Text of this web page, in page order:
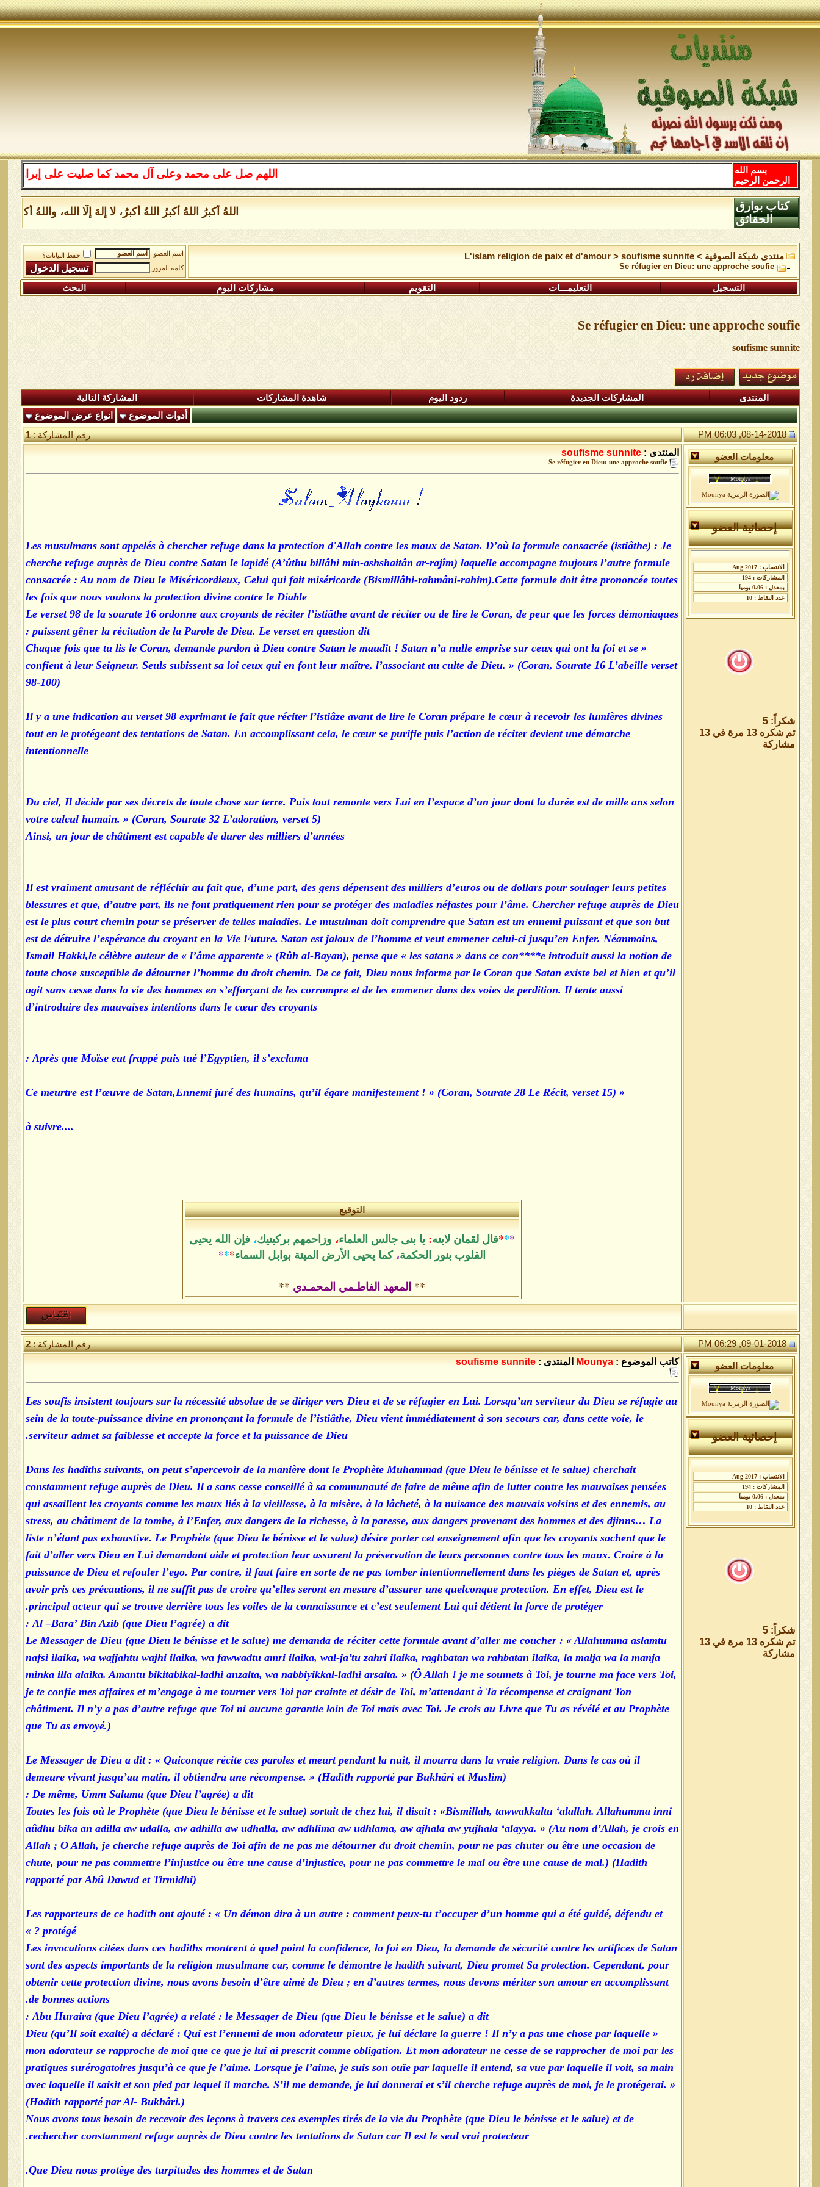
اللهم صل على محمد وعلى آل محمد كما صليت على إبراهيم وعلى آل
بسم الله
الرحمن الرحيم
اللهُ أكبرُ اللهُ أكبرُ اللهُ أكبرُ، لا إلهَ إلَّا الله، واللهُ أكبر
كتاب بوارق
الحقائق
منتدى شبكة الصوفية >
L'islam religion de paix et d'amour > soufisme sunnite
Se réfugier en Dieu: une approche soufie
اسم العضو
حفظ البيانات؟
كلمة المرور
التسجيل التعليمـــات التقويم مشاركات اليوم البحث
Se réfugier en Dieu: une approche soufie
soufisme sunnite
المنتدى المشاركات الجديدة ردود اليوم شاهدة المشاركات
المشاركة التالية
أدوات الموضوع
انواع عرض الموضوع
08-14-2018, 06:03 PM
رقم المشاركة :1
معلومات العضو
إحصائية العضو
شكراً: 5
تم شكره 13 مرة في 13
مشاركة
المنتدى : soufisme sunnite
Se réfugier en Dieu: une approche soufie
Les musulmans sont appelés à chercher refuge dans la protection d'Allah contre les maux de Satan. D’où la formule consacrée (istiâthe) : Je
cherche refuge auprès de Dieu contre Satan le lapidé (A’ûthu billâhi min-ashshaitân ar-rajîm) laquelle accompagne toujours l’autre formule
consacrée : Au nom de Dieu le Miséricordieux, Celui qui fait miséricorde (Bismillâhi-rahmâni-rahim).Cette formule doit être prononcée toutes
les fois que nous voulons la protection divine contre le Diable
Le verset 98 de la sourate 16 ordonne aux croyants de réciter l’istiâthe avant de réciter ou de lire le Coran, de peur que les forces démoniaques
puissent gêner la récitation de la Parole de Dieu. Le verset en question dit :
« Chaque fois que tu lis le Coran, demande pardon à Dieu contre Satan le maudit ! Satan n’a nulle emprise sur ceux qui ont la foi et se
confient à leur Seigneur. Seuls subissent sa loi ceux qui en font leur maître, l’associant au culte de Dieu. » (Coran, Sourate 16 L’abeille verset
98-100)
Il y a une indication au verset 98 exprimant le fait que réciter l’istiâze avant de lire le Coran prépare le cœur à recevoir les lumières divines
tout en le protégeant des tentations de Satan. En accomplissant cela, le cœur se purifie puis l’action de réciter devient une démarche
intentionnelle
Du ciel, Il décide par ses décrets de toute chose sur terre. Puis tout remonte vers Lui en l’espace d’un jour dont la durée est de mille ans selon
votre calcul humain. » (Coran, Sourate 32 L’adoration, verset 5)
Ainsi, un jour de châtiment est capable de durer des milliers d’années
Il est vraiment amusant de réfléchir au fait que, d’une part, des gens dépensent des milliers d’euros ou de dollars pour soulager leurs petites
blessures et que, d’autre part, ils ne font pratiquement rien pour se protéger des maladies néfastes pour l’âme. Chercher refuge auprès de Dieu
est le plus court chemin pour se préserver de telles maladies. Le musulman doit comprendre que Satan est un ennemi puissant et que son but
est de détruire l’espérance du croyant en la Vie Future. Satan est jaloux de l’homme et veut emmener celui-ci jusqu’en Enfer. Néanmoins,
Ismail Hakki,le célèbre auteur de « l’âme apparente » (Rûh al-Bayan), pense que « les satans » dans ce con****e introduit aussi la notion de
toute chose susceptible de détourner l’homme du droit chemin. De ce fait, Dieu nous informe par le Coran que Satan existe bel et bien et qu’il
agit sans cesse dans la vie des hommes en s’efforçant de les corrompre et de les emmener dans des voies de perdition. Il tente aussi
d’introduire des mauvaises intentions dans le cœur des croyants
Après que Moïse eut frappé puis tué l’Egyptien, il s’exclama :
« Ce meurtre est l’œuvre de Satan,Ennemi juré des humains, qu’il égare manifestement ! » (Coran, Sourate 28 Le Récit, verset 15)
....à suivre
التوقيع
*
*
*قال لقمان لابنه: يا بنى جالس العلماء، وزاحمهم بركبتيك، فإن الله يحيى
القلوب بنور الحكمة، كما يحيى الأرض الميتة بوابل السماء*
*
*
** المعهد الفاطـمي المحمـدي **
09-01-2018, 06:29 PM رقم المشاركة :2
معلومات العضو
إحصائية العضو
شكراً: 5
تم شكره 13 مرة في 13
مشاركة
كاتب الموضوع : Mounya المنتدى : soufisme sunnite
Les soufis insistent toujours sur la nécessité absolue de se diriger vers Dieu et de se réfugier en Lui. Lorsqu’un serviteur du Dieu se réfugie au
sein de la toute-puissance divine en prononçant la formule de l’istiâthe, Dieu vient immédiatement à son secours car, dans cette voie, le
serviteur admet sa faiblesse et accepte la force et la puissance de Dieu.
Dans les hadiths suivants, on peut s’apercevoir de la manière dont le Prophète Muhammad (que Dieu le bénisse et le salue) cherchait
constamment refuge auprès de Dieu. Il a sans cesse conseillé à sa communauté de faire de même afin de lutter contre les mauvaises pensées
qui assaillent les croyants comme les maux liés à la vieillesse, à la misère, à la lâcheté, à la nuisance des mauvais voisins et des ennemis, au
stress, au châtiment de la tombe, à l’Enfer, aux dangers de la richesse, à la paresse, aux dangers provenant des hommes et des djinns… La
liste n’étant pas exhaustive. Le Prophète (que Dieu le bénisse et le salue) désire porter cet enseignement afin que les croyants sachent que le
fait d’aller vers Dieu en Lui demandant aide et protection leur assurent la préservation de leurs personnes contre tous les maux. Croire à la
puissance de Dieu et refouler l’ego. Par contre, il faut faire en sorte de ne pas tomber intentionnellement dans les pièges de Satan et, après
avoir pris ces précautions, il ne suffit pas de croire qu’elles seront en mesure d’assurer une quelconque protection. En effet, Dieu est le
principal acteur qui se trouve derrière tous les voiles de la connaissance et c’est seulement Lui qui détient la force de protéger.
Al –Bara’ Bin Azib (que Dieu l’agrée) a dit :
Le Messager de Dieu (que Dieu le bénisse et le salue) me demanda de réciter cette formule avant d’aller me coucher : « Allahumma aslamtu
nafsi ilaika, wa wajjahtu wajhi ilaika, wa fawwadtu amri ilaika, wal-ja’tu zahri ilaika, raghbatan wa rahbatan ilaika, la malja wa la manja
minka illa alaika. Amantu bikitabikal-ladhi anzalta, wa nabbiyikkal-ladhi arsalta. » (Ô Allah ! je me soumets à Toi, je tourne ma face vers Toi,
je te confie mes affaires et m’engage à me tourner vers Toi par crainte et désir de Toi, m’attendant à Ta récompense et craignant Ton
châtiment. Il n’y a pas d’autre refuge que Toi ni aucune garantie loin de Toi mais avec Toi. Je crois au Livre que Tu as révélé et au Prophète
que Tu as envoyé.)
Le Messager de Dieu a dit : « Quiconque récite ces paroles et meurt pendant la nuit, il mourra dans la vraie religion. Dans le cas où il
demeure vivant jusqu’au matin, il obtiendra une récompense. » (Hadith rapporté par Bukhâri et Muslim)
De même, Umm Salama (que Dieu l’agrée) a dit :
Toutes les fois où le Prophète (que Dieu le bénisse et le salue) sortait de chez lui, il disait : «Bismillah, tawwakkaltu ‘alallah. Allahumma inni
aûdhu bika an adilla aw udalla, aw adhilla aw udhalla, aw adhlima aw udhlama, aw ajhala aw yujhala ‘alayya. » (Au nom d’Allah, je crois en
Allah ; O Allah, je cherche refuge auprès de Toi afin de ne pas me détourner du droit chemin, pour ne pas chuter ou être une occasion de
chute, pour ne pas commettre l’injustice ou être une cause d’injustice, pour ne pas commettre le mal ou être une cause de mal.) (Hadith
rapporté par Abû Dawud et Tirmidhi)
Les rapporteurs de ce hadith ont ajouté : « Un démon dira à un autre : comment peux-tu t’occuper d’un homme qui a été guidé, défendu et
protégé ? »
Les invocations citées dans ces hadiths montrent à quel point la confidence, la foi en Dieu, la demande de sécurité contre les artifices de Satan
sont des aspects importants de la religion musulmane car, comme le démontre le hadith suivant, Dieu promet Sa protection. Cependant, pour
obtenir cette protection divine, nous avons besoin d’être aimé de Dieu ; en d’autres termes, nous devons mériter son amour en accomplissant
de bonnes actions.
Abu Huraira (que Dieu l’agrée) a relaté : le Messager de Dieu (que Dieu le bénisse et le salue) a dit :
« Dieu (qu’Il soit exalté) a déclaré : Qui est l’ennemi de mon adorateur pieux, je lui déclare la guerre ! Il n’y a pas une chose par laquelle
mon adorateur se rapproche de moi que ce que je lui ai prescrit comme obligation. Et mon adorateur ne cesse de se rapprocher de moi par les
pratiques surérogatoires jusqu’à ce que je l’aime. Lorsque je l’aime, je suis son ouïe par laquelle il entend, sa vue par laquelle il voit, sa main
avec laquelle il saisit et son pied par lequel il marche. S’il me demande, je lui donnerai et s’il cherche refuge auprès de moi, je le protégerai. »
(Hadith rapporté par Al- Bukhâri.)
Nous avons tous besoin de recevoir des leçons à travers ces exemples tirés de la vie du Prophète (que Dieu le bénisse et le salue) et de
rechercher constamment refuge auprès de Dieu contre les tentations de Satan car Il est le seul vrai protecteur.
Que Dieu nous protège des turpitudes des hommes et de Satan.